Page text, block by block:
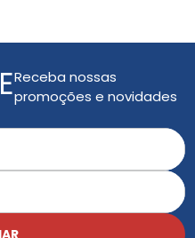
Receba nossas
promoções e novidades